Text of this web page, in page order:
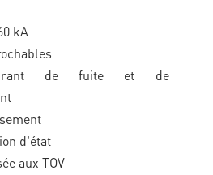
kA
de fuite et de
d'état
aux TOV